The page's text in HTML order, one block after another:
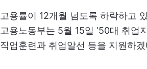
고용률이 12개월 넘도록 하락하고
고용노동부는 5월 15일 ‘50대 취업
직업훈련과 취업알선 등을 지원하